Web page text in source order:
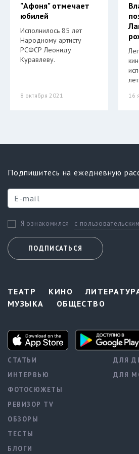
"Афоня" отмечает
юбилей
Исполнилось 85 лет
Народному артисту
РСФСР Леониду
Куравлеву.
8 октября 2021
лет.
16
Подпишитесь на ежедневную
Я ознакомился с
ПОДПИСАТЬСЯ
ТЕАТР КИНО
МУЗЫКА
ОБЩЕСТВО
СТАТЬИ
ИНТЕРВЬЮ
ФОТОСЮЖЕТЫ
РЕВИЗОР TV
ОБЗОРЫ
ТЕСТЫ
БЛОГИ
ДЛЯ
ДЛЯ